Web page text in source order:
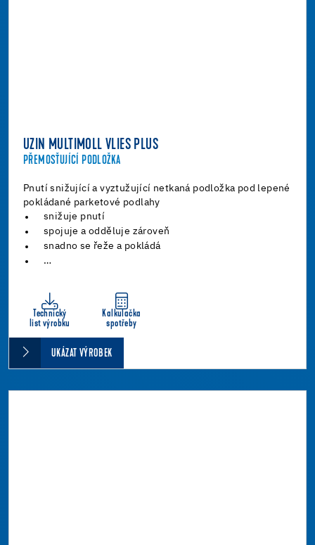
UZIN MULTIMOLL VLIES PLUS
PŘEMOSŤUJÍCÍ PODLOŽKA
Pnutí snižující a vyztužující netkaná podložka pod lepené
pokládané parketové podlahy
snižuje pnutí
spojuje a odděluje zároveň
snadno se řeže a pokládá
…
Technický
list výrobku
Kalkulačka
spotřeby
UKÁZAT VÝROBEK